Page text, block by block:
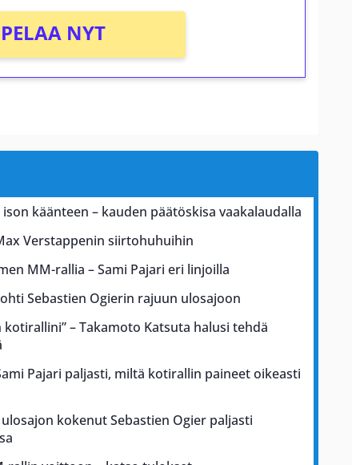
PELAA NYT
käänteen – kauden päätöskisa vaakalaudalla
Verstappenin siirtohuhuihin
MM-rallia – Sami Pajari eri linjoilla
Sebastien Ogierin rajuun ulosajoon
– Takamoto Katsuta halusi tehdä
Pajari paljasti, miltä kotirallin paineet oikeasti
kokenut Sebastien Ogier paljasti